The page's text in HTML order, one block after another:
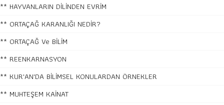
** HAYVANLARIN DİLİNDEN EVRİM
** ORTAÇAĞ KARANLIĞI NEDİR?
** ORTAÇAĞ Ve BİLİM
** REENKARNASYON
** KUR'AN'DA BİLİMSEL KONULARDAN ÖRNEKLER
** MUHTEŞEM KAİNAT